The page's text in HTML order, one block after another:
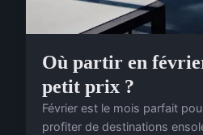
Où partir en
petit prix ?
Février est le mois parfait
profiter de destinations